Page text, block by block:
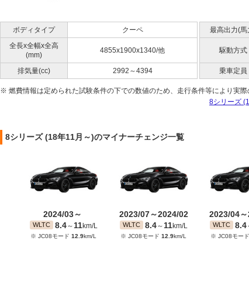
ボディタイプ クーペ 最高出力(馬
全長x全幅x全高
(mm)
4855x1900x1340/他 駆動方式
排気量(cc) 2992～4394 乗車定員
※ 燃費情報は定められた試験条件の下での数値のため、走行条件等により実際
8シリーズ
8シリーズ (18年11月～)のマイナーチェンジ一覧
2024/03～
WLTC 8.4～ 11km/L
※ JC08モード 12.9km/L
2023/07～2024/02
WLTC 8.4～ 11km/L
※ JC08モード 12.9km/L
2023/04
WLTC 8.4
※ JC08モード